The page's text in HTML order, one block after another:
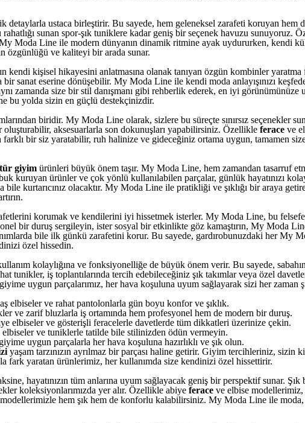
ustaca birleştirir. Bu sayede, hem geleneksel zarafeti koruyan hem
sunan spor-şık tuniklere kadar geniş bir seçenek havuzu sunuyoruz.
My Moda Line ile modern dünyanın dinamik ritmine ayak uydururken, kendi
özgünlüğü ve kaliteyi bir arada sunar.
kendi kişisel hikayesini anlatmasına olanak tanıyan özgün kombinler
sanat eserine dönüşebilir. My Moda Line ile kendi moda anlayışınızı
zamanda size bir stil danışmanı gibi rehberlik ederek, en iyi
bu yolda sizin en güçlü destekçinizdir.
biridir. My Moda Line olarak, sizlere bu süreçte sınırsız seçenekler
aksesuarlarla son dokunuşları yapabilirsiniz. Özellikle ferace ve
bir siz yaratabilir, ruh halinize ve gideceğiniz ortama uygun, tamamen
giyim ürünleri büyük önem taşır. My Moda Line, hem zamandan tasarruf
kuruyan ürünler ve çok yönlü kullanılabilen parçalar, günlük hayatınızı
kurtarıcınız olacaktır. My Moda Line ile pratikliği ve şıklığı bir araya
korumak ve kendilerini iyi hissetmek isterler. My Moda Line, bu
bir duruş sergileyin, ister sosyal bir etkinlikte göz kamaştırın, My Moda
bile ilk günkü zarafetini korur. Bu sayede, gardırobunuzdaki her My
özel hissedin.
kolaylığına ve fonksiyonelliğe de büyük önem verir. Bu sayede,
tunikler, iş toplantılarında tercih edebileceğiniz şık takımlar veya özel
uygun parçalarımız, her hava koşuluna uyum sağlayarak sizi her zaman
elbiseler ve rahat pantolonlarla gün boyu konfor ve şıklık.
ve zarif bluzlarla iş ortamında hem profesyonel hem de modern bir duruş.
elbiseler ve gösterişli feracelerle davetlerde tüm dikkatleri üzerinize çekin.
ve tuniklerle tatilde bile stilinizden ödün vermeyin.
uygun parçalarla her hava koşuluna hazırlıklı ve şık olun.
yaşam tarzınızın ayrılmaz bir parçası haline getirir. Giyim tercihleriniz, sizin
fark yaratan ürünlerimiz, her kullanımda size kendinizi özel hissettirir.
hayatınızın tüm anlarına uyum sağlayacak geniş bir perspektif sunar.
koleksiyonlarımızda yer alır. Özellikle abiye ferace ve elbise modellerimiz,
modellerimizle hem şık hem de konforlu kalabilirsiniz. My Moda Line ile moda,